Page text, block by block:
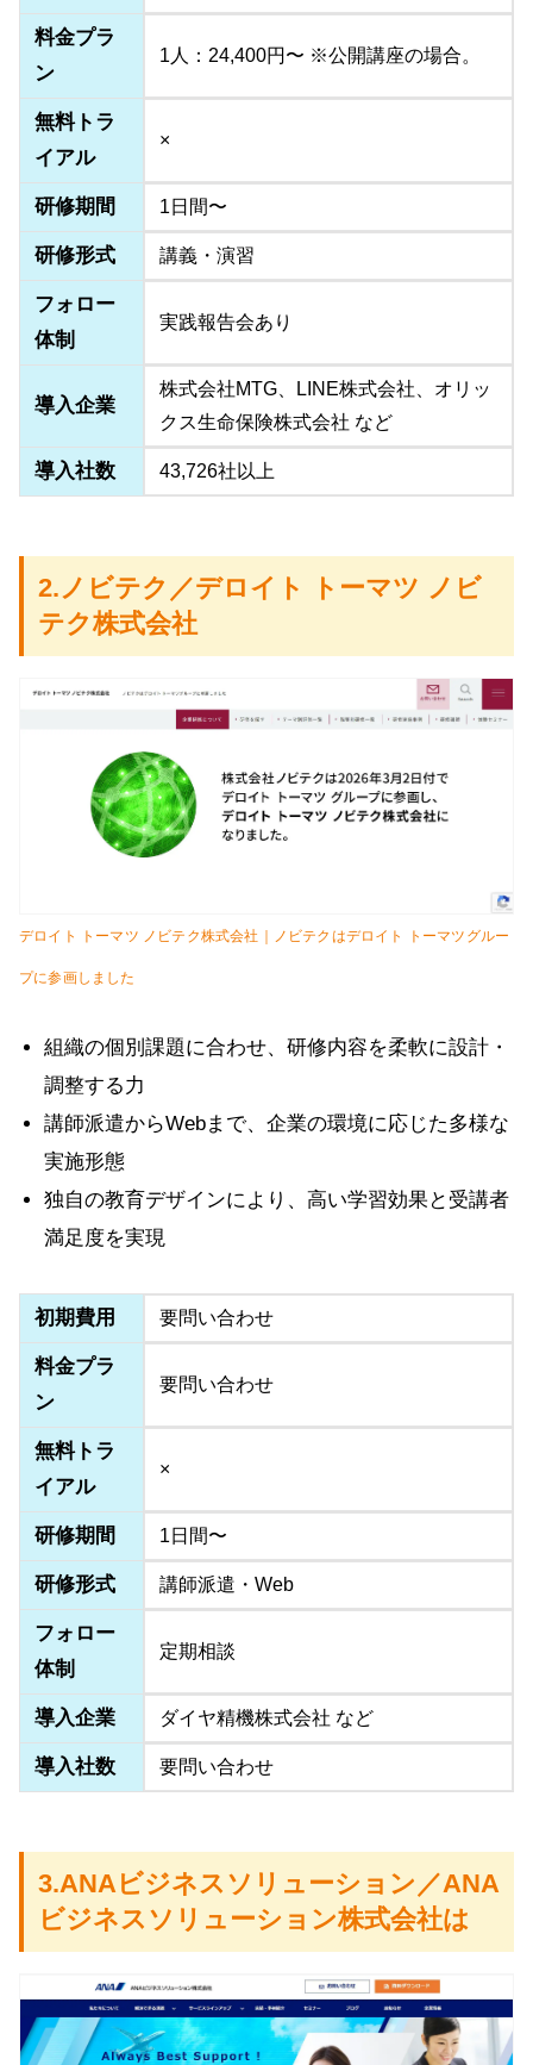
料金プラ
ン
1人：24,400円〜 ※公開講座の場合。
無料トラ
イアル
×
研修期間 1日間〜
研修形式 講義・演習
フォロー
体制
実践報告会あり
導入企業
株式会社MTG、LINE株式会社、オリッ
クス生命保険株式会社 など
導入社数 43,726社以上
2.ノビテク／デロイト トーマツ ノビ
テク株式会社
デロイト トーマツ ノビテク株式会社｜ノビテクはデロイト トーマツグルー
プに参画しました
組織の個別課題に合わせ、研修内容を柔軟に設計・
調整する力
講師派遣からWebまで、企業の環境に応じた多様な
実施形態
独自の教育デザインにより、高い学習効果と受講者
満足度を実現
初期費用 要問い合わせ
料金プラ
ン
要問い合わせ
無料トラ
イアル
×
研修期間 1日間〜
研修形式 講師派遣・Web
フォロー
体制
定期相談
導入企業 ダイヤ精機株式会社 など
導入社数 要問い合わせ
3.ANAビジネスソリューション／ANA
ビジネスソリューション株式会社は